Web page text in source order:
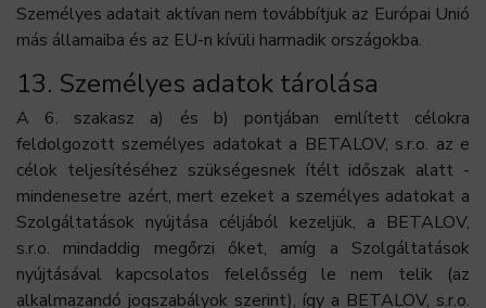
Személyes adatait aktívan nem továbbítjuk az Európai Unió
más államaiba és az EU-n kívüli harmadik országokba.
13. Személyes adatok tárolása
A 6. szakasz a) és b) pontjában említett célokra
feldolgozott személyes adatokat a BETALOV, s.r.o. az e
célok teljesítéséhez szükségesnek ítélt időszak alatt -
mindenesetre azért, mert ezeket a személyes adatokat a
Szolgáltatások nyújtása céljából kezeljük, a BETALOV,
s.r.o. mindaddig megőrzi őket, amíg a Szolgáltatások
nyújtásával kapcsolatos felelősség le nem telik (az
alkalmazandó jogszabályok szerint), így a BETALOV, s.r.o.